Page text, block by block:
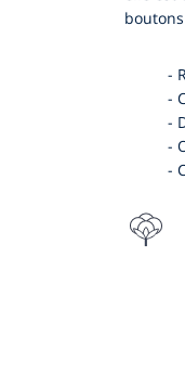
-
-
-
-
-